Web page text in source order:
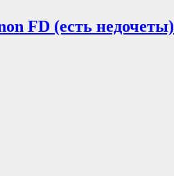
FD (есть недочеты)